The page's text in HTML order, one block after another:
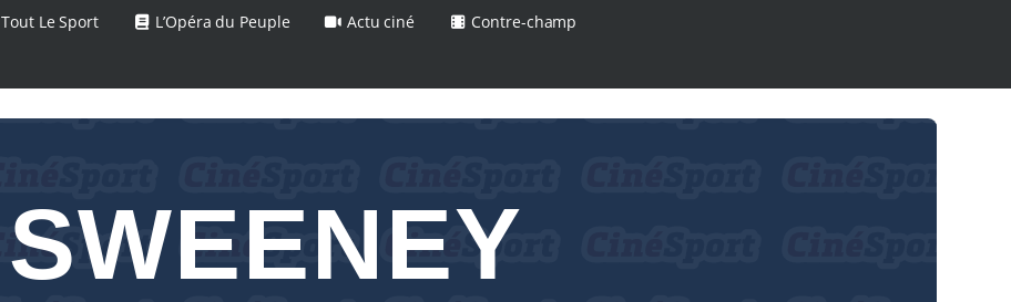
Tout Le Sport L’Opéra du Peuple Actu ciné Contre-champ
SWEENEY